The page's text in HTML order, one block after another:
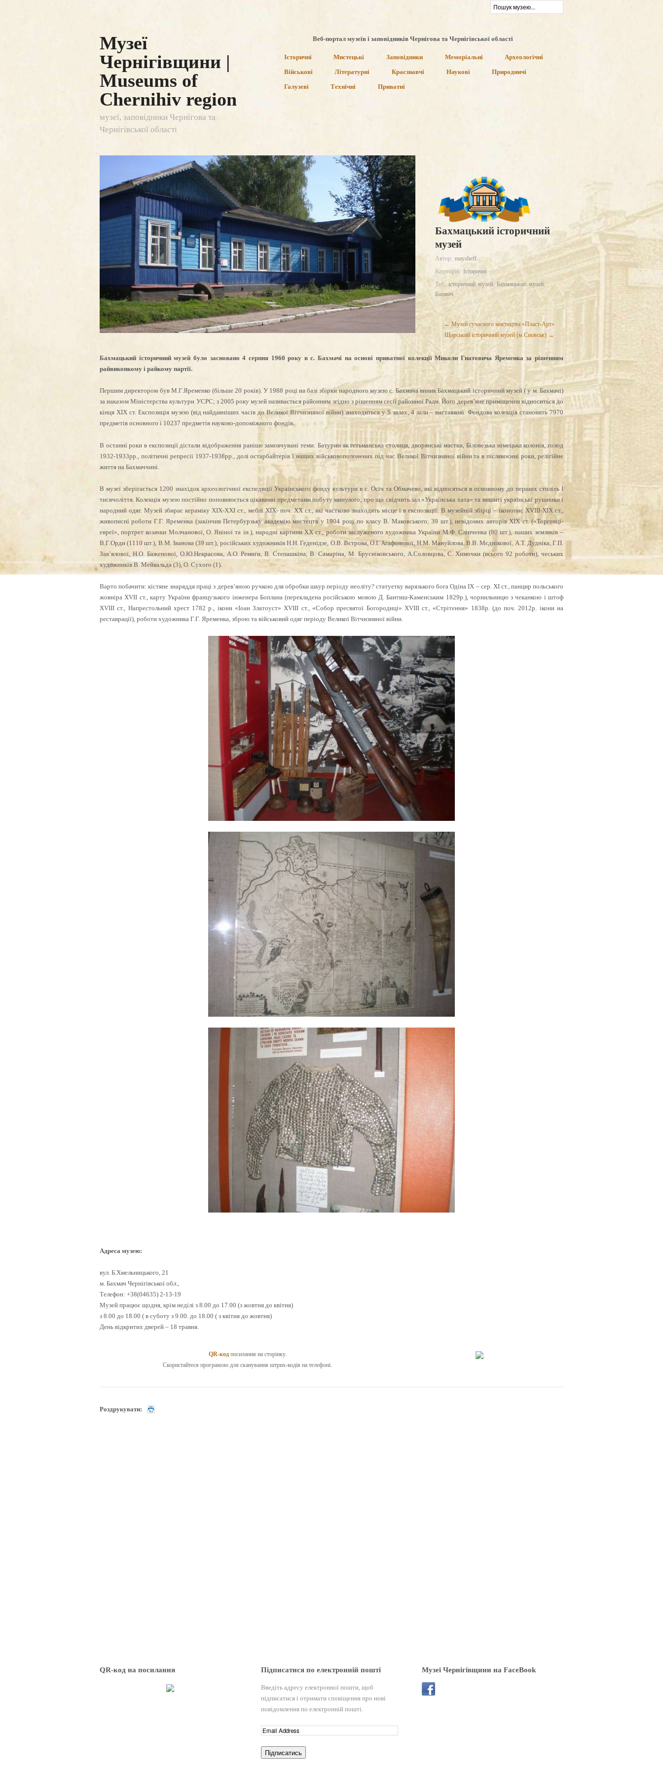
Музеї
Чернігівщини |
Museums of
Chernihiv region
музеї, заповідники Чернігова та
Чернігівської області
Веб-портал музеїв і заповідників Чернігова та Чернігівської області
Історичні Мистецькі Заповідники Меморіальні Археологічні
Військові Літературні Краєзнавчі Наукові Природничі
Галузеві Технічні Приватні
Бахмацький історичний
музей
Автор: maysheff
Категорія: Історичні
Теґі: історичний музей, Бахмацький музей,
Бахмач
← Музей сучасного мистецтва «Пласт-Арт»
Щорський історичний музей (м.Сновськ) →
Бахмацький історичний музей було засновано 4 серпня 1960 року в с. Бахмачі на основі приватної колекції Миколи Гнатовича Яременка за рішенням
райвиконкому і райкому партії.
Першим директором був М.Г.Яременко (більше 20 років). У 1988 році на базі збірки народного музею с. Бахмача виник Бахмацький історичний музей ( у м. Бахмачі)
за наказом Міністерства культури УСРС; з 2005 року музей називається районним згідно з рішенням сесії районної Ради. Його дерев’яне приміщення відноситься до
кінця ХІХ ст. Експозиція музею (від найдавніших часів до Великої Вітчизняної війни) знаходиться у 5 залах, 4 зали – виставкові. Фондова колекція становить 7970
предметів основного і 10237 предметів науково-допоміжного фондів.
В останні роки в експозиції дістали відображення раніше замовчувані теми: Батурин як гетьманська столиця, дворянські маєтки, Біловезька німецька колонія, голод
1932-1933рр., політичні репресії 1937-1938рр., долі остарбайтерів і наших військовополонених під час Великої Вітчизняної війни та в післявоєнні роки, релігійне
життя на Бахмаччині.
В музеї зберігається 1200 знахідок археологічної експедиції Українського фонду культури в с. Осіч та Обмачево, які відносяться в основному до перших століть І
тисячоліття. Колекція музею постійно поповнюється цікавими предметами побуту минулого, про що свідчить зал «Українська хата» та вишиті українські рушники і
народний одяг. Музей збирає кераміку ХІХ-ХХІ ст., меблі ХІХ- поч. ХХ ст., які частково знаходять місце і в експозиції. В музейній збірці – іконопис ХVІІІ-ХІХ ст.,
живописні роботи Г.Г. Яременка (закінчив Петербурзьку академію мистецтв у 1904 році по класу В. Маковського; 39 шт.), невідомих авторів ХІХ ст. («Торговці-
евреї», портрет козачки Молчанової, О. Яніної та ін.), народні картини ХХ ст., роботи заслуженого художника України М.Ф. Сліпченка (80 шт.), наших земляків –
В.Г.Орди (1110 шт.), В.М. Іванова (39 шт.), російських художників Н.Н. Геденідзе, О.В. Вєтрова, О.І. Агафонової, Н.М. Мануйлова, В.В. Мєднікової, А.Т. Дудніка, Г.П.
Зав’ялової, Н.О. Баженової, О.Ю.Некрасова, А.О. Ремиги, В. Степашкіна, В. Самаріна, М. Брусніковського, А.Соловцова, С. Химочки (всього 92 роботи), чеських
художників В. Мейвальда (3), О. Сухого (1).
Варто побачити: кістяне знаряддя праці з дерев’яною ручкою для обробки шкур періоду неоліту? cтатуетку варязького бога Одіна ІХ – сер. ХІ ст., панцир польського
жовніра ХVІІ ст., карту України французького інженера Боплана (перекладена російською мовою Д. Бантиш-Каменським 1829р.), чорнильницю з чеканкою і штоф
ХVІІІ ст., Напрестольний хрест 1782 р., ікони «Іоан Златоуст» ХVІІІ ст., «Собор пресвятої Богородиці» ХVІІІ ст., «Стрітення» 1838р. (до поч. 2012р. ікони на
реставрації), роботи художника Г.Г. Яременка, зброю та військовий одяг періоду Великої Вітчизняної війни.
Адреса музею:
вул. Б.Хмельницького, 21
м. Бахмач Чернігівської обл.,
Телефон: +38(04635) 2-13-19
Музей працює щодня, крім неділі з 8.00 до 17.00 (з жовтня до квітня)
з 8.00 до 18.00 ( в суботу з 9.00. до 18.00 ( з квітня до жовтня)
День відкритих дверей – 18 травня.
QR-код посилання на сторінку.
Скористайтеся програмою для сканування штрих-кодів на телефоні.
Роздрукувати:
QR-код на посилання Підписатися по електронній пошті
Введіть адресу електронної пошти, щоб
підписатися і отримати сповіщення про нові
повідомлення по електронній пошті.
Музеї Чернігівщини на FaceBook